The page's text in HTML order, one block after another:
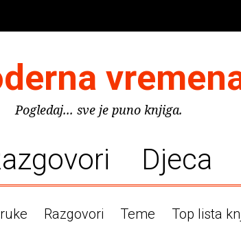
Pogledaj... sve je puno knjiga.
Djeca
Razgovori Teme Top lista